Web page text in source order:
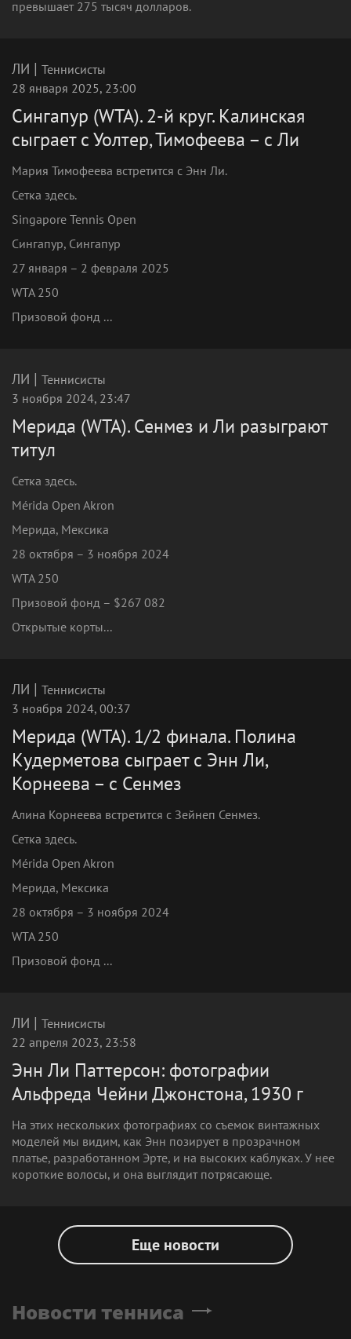
превышает 275 тысяч долларов.
ЛИ | Теннисисты
28 января 2025, 23:00
Сингапур (WTA). 2-й круг. Калинская
сыграет с Уолтер, Тимофеева – с Ли
Мария Тимофеева встретится с Энн Ли.
Сетка здесь.
Singapore Tennis Open
Сингапур, Сингапур
27 января – 2 февраля 2025
WTA 250
Призовой фонд ...
ЛИ | Теннисисты
3 ноября 2024, 23:47
Мерида (WTA). Сенмез и Ли разыграют
титул
Сетка здесь.
Mérida Open Akron
Мерида, Мексика
28 октября – 3 ноября 2024
WTA 250
Призовой фонд – $267 082
Открытые корты...
ЛИ | Теннисисты
3 ноября 2024, 00:37
Мерида (WTA). 1/2 финала. Полина
Кудерметова сыграет с Энн Ли,
Корнеева – с Сенмез
Алина Корнеева встретится с Зейнеп Сенмез.
Сетка здесь.
Mérida Open Akron
Мерида, Мексика
28 октября – 3 ноября 2024
WTA 250
Призовой фонд ...
ЛИ | Теннисисты
22 апреля 2023, 23:58
Энн Ли Паттерсон: фотографии
Альфреда Чейни Джонстона, 1930 г
На этих нескольких фотографиях со съемок винтажных
моделей мы видим, как Энн позирует в прозрачном
платье, разработанном Эрте, и на высоких каблуках. У нее
короткие волосы, и она выглядит потрясающе.
Еще новости
Новости тенниса